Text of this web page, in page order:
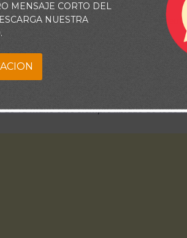
que el Señor tu Dios pelea por ti.
paz en lugar del temor. Cuando esté
alrededor de mí, ayúdame a recordar
de Tu mano seré siempre librado de todo
MENSAJE CORTO DEL
NUESTRA